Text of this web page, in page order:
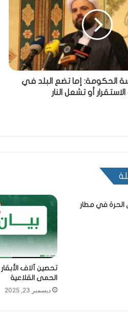
الحكومة: إما تضع البلد في
أو تشعل النار
الحرة في مطار
الحمى القلاعية
ديسمبر 23, 2025